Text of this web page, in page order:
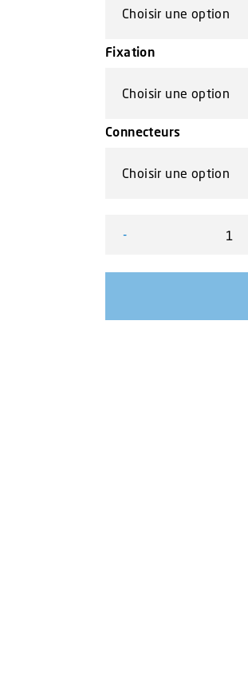
Fixation
Connecteurs
-
quantité de Mini